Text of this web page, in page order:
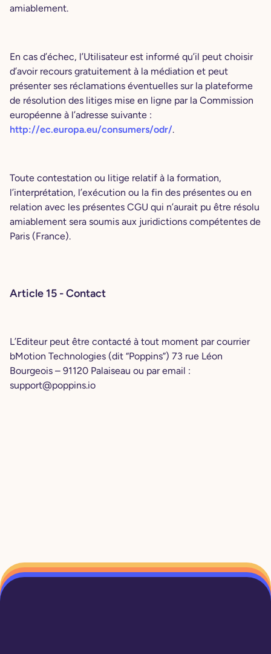
amiablement.
En cas d’échec, l’Utilisateur est informé qu’il peut choisir
d’avoir recours gratuitement à la médiation et peut
présenter ses réclamations éventuelles sur la plateforme
de résolution des litiges mise en ligne par la Commission
européenne à l’adresse suivante :
http://ec.europa.eu/consumers/odr/.
Toute contestation ou litige relatif à la formation,
l’interprétation, l’exécution ou la fin des présentes ou en
relation avec les présentes CGU qui n’aurait pu être résolu
amiablement sera soumis aux juridictions compétentes de
Paris (France).
Article 15 - Contact
L’Editeur peut être contacté à tout moment par courrier
bMotion Technologies (dit “Poppins”) 73 rue Léon
Bourgeois – 91120 Palaiseau ou par email :
support@poppins.io